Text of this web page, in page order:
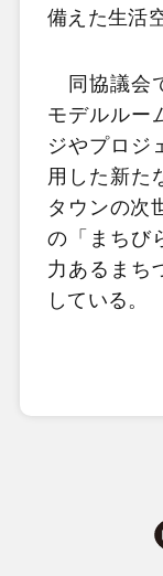
備えた生活
同協議会
モデルルー
ジやプロジ
用した新た
タウンの次
の「まちび
力あるまち
している。